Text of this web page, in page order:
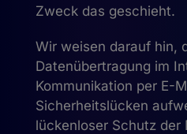
Zweck das geschieht.
Wir weisen darauf hin,
Datenübertragung im
Kommunikation per E-
Sicherheitslücken
lückenloser Schutz der